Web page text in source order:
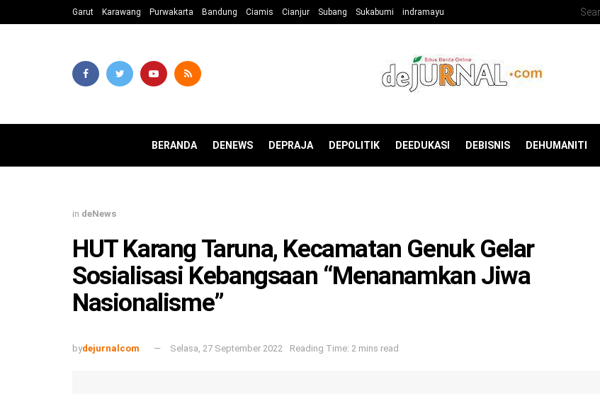
Garut Karawang Purwakarta Bandung Ciamis Cianjur Subang Sukabumi indramayu
BERANDA DENEWS DEPRAJA DEPOLITIK DEEDUKASI DEBISNIS DEHUMANITI
in deNews
HUT Karang Taruna, Kecamatan Genuk Gelar
Sosialisasi Kebangsaan “Menanamkan Jiwa
Nasionalisme”
bydejurnalcom Selasa, 27 September 2022 Reading Time: 2 mins read